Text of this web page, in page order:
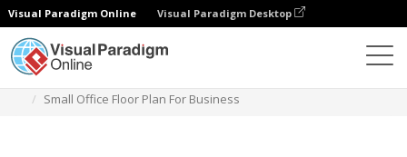
Visual Paradigm Online Visual Paradigm Desktop
Small Office Floor Plan For Business